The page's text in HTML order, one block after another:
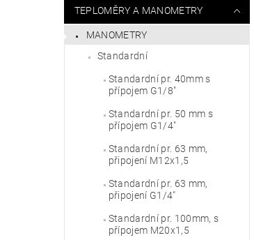
TEPLOMĚRY A MANOMETRY
MANOMETRY
Standardní
Standardní pr. 40mm s
přípojem G1/8"
Standardní pr. 50 mm s
přípojem G1/4"
Standardní pr. 63 mm,
připojení M12x1,5
Standardní pr. 63 mm,
připojení G1/4"
Standardní pr. 100mm, s
přípojem M20x1,5